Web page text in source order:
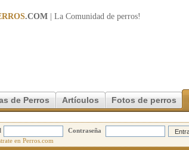
.COM | La Comunidad de perros!
de Perros Artículos Fotos de perros
Contraseña